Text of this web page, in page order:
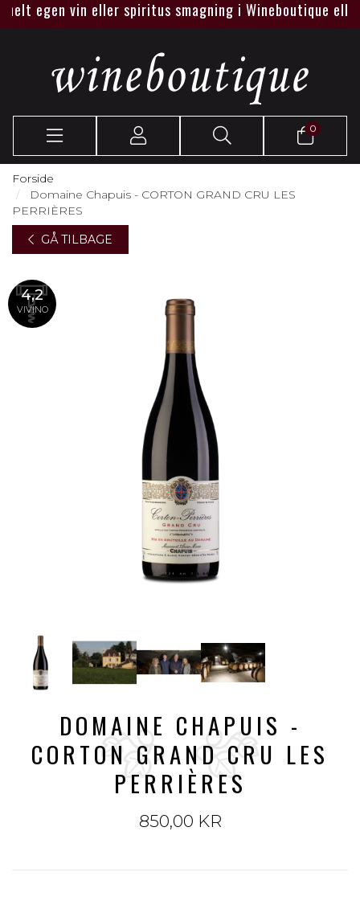
egen vin eller spiritus smagning i Wineboutique eller
0
Forside
Domaine Chapuis - CORTON GRAND CRU LES
PERRIÈRES
GÅ TILBAGE
4,2
VIVINO
DOMAINE CHAPUIS -
CORTON GRAND CRU LES
PERRIÈRES
850,00 KR